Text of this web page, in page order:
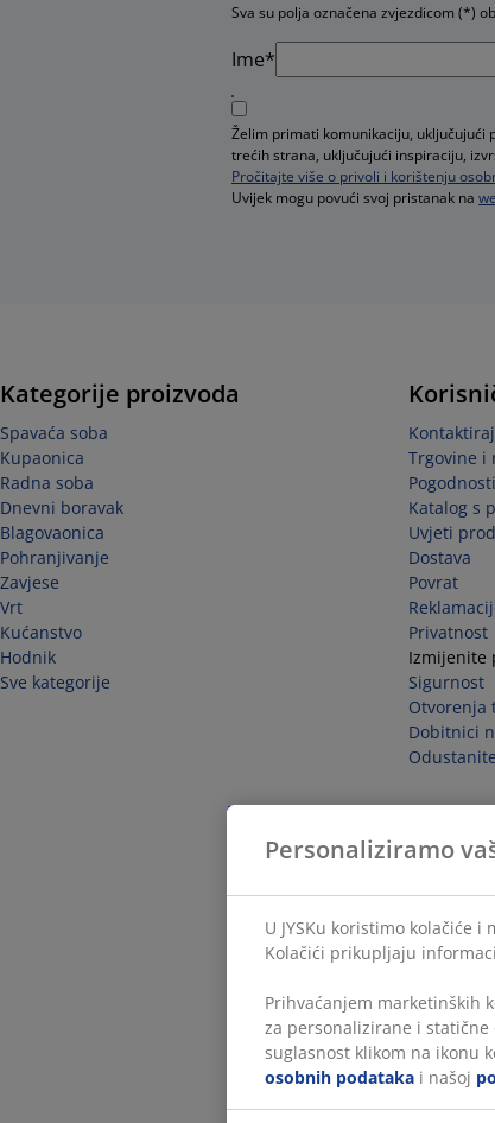
Sva su polja označena zvjezdicom (*)
Ime*
Želim primati komunikaciju, uključujući
trećih strana, uključujući inspiraciju,
Pročitajte više o privoli i korištenju
Uvijek mogu povući svoj pristanak na
Kategorije proizvoda
Spavaća soba
Kupaonica
Radna soba
Dnevni boravak
Blagovaonica
Pohranjivanje
Zavjese
Vrt
Kućanstvo
Hodnik
Sve kategorije
Trgovine i
Katalog s
Uvjeti
Dostava
Povrat
Privatnost
Izmijenite
Sigurnost
Otvorenja
Dobitnici
Personaliziramo
U JYSKu koristimo kolačiće
Kolačići prikupljaju
Prihvaćanjem marketinških
za personalizirane i statične
suglasnost klikom na ikonu
osobnih podataka i našoj